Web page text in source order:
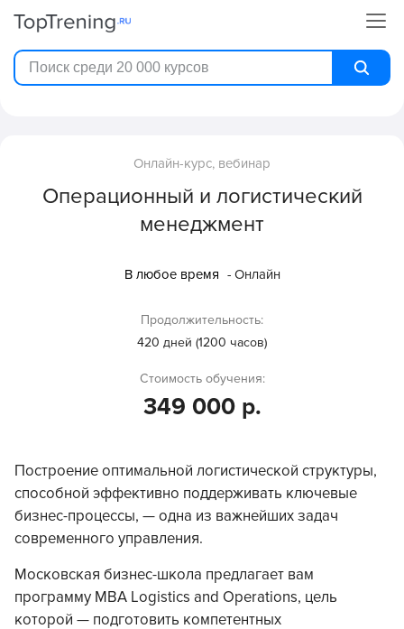
Онлайн-курс, вебинар
Операционный и логистический
менеджмент
В любое время - Онлайн
Продолжительность:
420 дней (1200 часов)
Стоимость обучения:
349 000 р.
Построение оптимальной логистической структуры,
способной эффективно поддерживать ключевые
бизнес-процессы, — одна из важнейших задач
современного управления.
Московская бизнес-школа предлагает вам
программу MBA Logistics and Operations, цель
которой — подготовить компетентных